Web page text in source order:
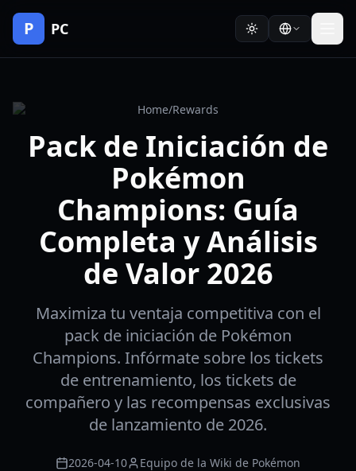
P PC
Home/Rewards
Pack de Iniciación de
Pokémon
Champions: Guía
Completa y Análisis
de Valor 2026
Maximiza tu ventaja competitiva con el
pack de iniciación de Pokémon
Champions. Infórmate sobre los tickets
de entrenamiento, los tickets de
compañero y las recompensas exclusivas
de lanzamiento de 2026.
2026-04-10 Equipo de la Wiki de Pokémon